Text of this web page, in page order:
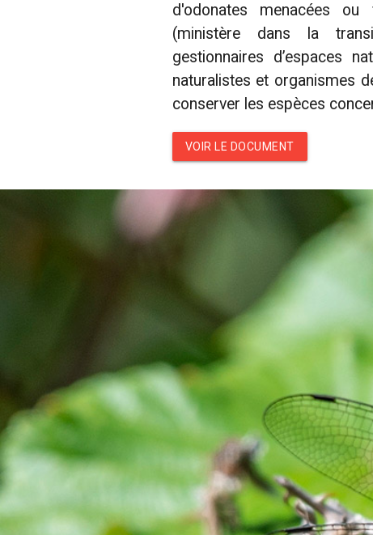
d'odonates menacées ou
(ministère dans la
gestionnaires d’espaces
naturalistes et organismes
conserver les espèces
VOIR LE DOCUMENT